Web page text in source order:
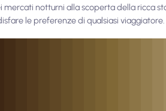
mercati notturni alla scoperta della ricca
le preferenze di qualsiasi viaggiatore.